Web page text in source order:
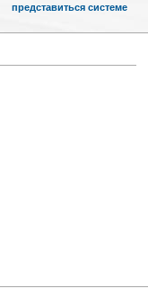
представиться системе